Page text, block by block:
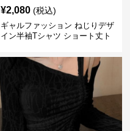
¥2,080 (税込)
ギャルファッション ねじりデザ
イン半袖Tシャツ ショート丈ト